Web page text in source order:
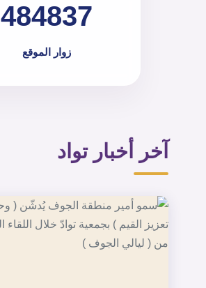
484837
زوار الموقع
آخر أخبار تواد